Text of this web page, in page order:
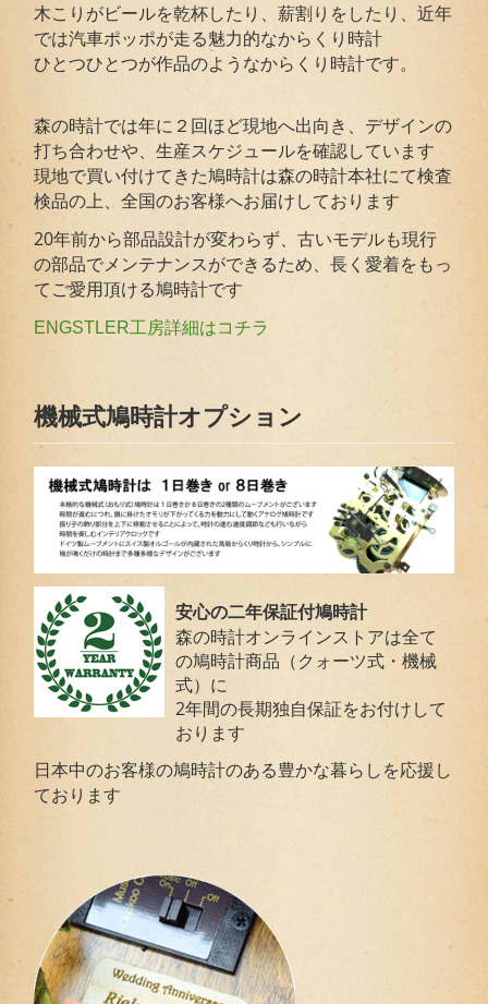
木こりがビールを乾杯したり、薪割りをしたり、近年
では汽車ポッポが走る魅力的なからくり時計
ひとつひとつが作品のようなからくり時計です。
森の時計では年に２回ほど現地へ出向き、デザインの
打ち合わせや、生産スケジュールを確認しています
現地で買い付けてきた鳩時計は森の時計本社にて検査
検品の上、全国のお客様へお届けしております
20年前から部品設計が変わらず、古いモデルも現行
の部品でメンテナンスができるため、長く愛着をもっ
てご愛用頂ける鳩時計です
ENGSTLER工房詳細はコチラ
機械式鳩時計オプション
安心の二年保証付鳩時計
森の時計オンラインストアは全て
の鳩時計商品（クォーツ式・機械
式）に
2年間の長期独自保証をお付けして
おります
日本中のお客様の鳩時計のある豊かな暮らしを応援し
ております